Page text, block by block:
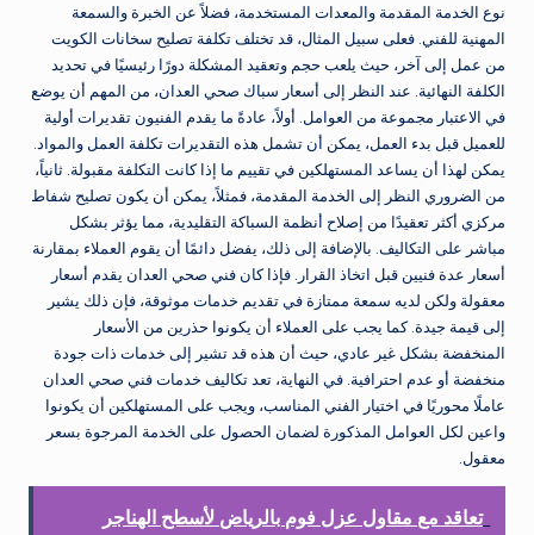
نوع الخدمة المقدمة والمعدات المستخدمة، فضلاً عن الخبرة والسمعة
المهنية للفني. فعلى سبيل المثال، قد تختلف تكلفة تصليح سخانات الكويت
من عمل إلى آخر، حيث يلعب حجم وتعقيد المشكلة دورًا رئيسيًا في تحديد
الكلفة النهائية. عند النظر إلى أسعار سباك صحي العدان، من المهم أن يوضع
في الاعتبار مجموعة من العوامل. أولاً، عادةً ما يقدم الفنيون تقديرات أولية
للعميل قبل بدء العمل، يمكن أن تشمل هذه التقديرات تكلفة العمل والمواد.
يمكن لهذا أن يساعد المستهلكين في تقييم ما إذا كانت التكلفة مقبولة. ثانياً،
من الضروري النظر إلى الخدمة المقدمة، فمثلاً، يمكن أن يكون تصليح شفاط
مركزي أكثر تعقيدًا من إصلاح أنظمة السباكة التقليدية، مما يؤثر بشكل
مباشر على التكاليف. بالإضافة إلى ذلك، يفضل دائمًا أن يقوم العملاء بمقارنة
أسعار عدة فنيين قبل اتخاذ القرار. فإذا كان فني صحي العدان يقدم أسعار
معقولة ولكن لديه سمعة ممتازة في تقديم خدمات موثوقة، فإن ذلك يشير
إلى قيمة جيدة. كما يجب على العملاء أن يكونوا حذرين من الأسعار
المنخفضة بشكل غير عادي، حيث أن هذه قد تشير إلى خدمات ذات جودة
منخفضة أو عدم احترافية. في النهاية، تعد تكاليف خدمات فني صحي العدان
عاملًا محوريًا في اختيار الفني المناسب، ويجب على المستهلكين أن يكونوا
واعين لكل العوامل المذكورة لضمان الحصول على الخدمة المرجوة بسعر
معقول.
تعاقد مع مقاول عزل فوم بالرياض لأسطح الهناجر